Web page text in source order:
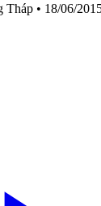
Tháp • 18/06/